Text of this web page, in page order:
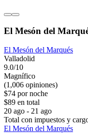
El Mesón del
El Mesón del Marqués
Valladolid
9.0/10
Magnífico
(1,006 opiniones)
$74 por noche
$89 en total
20 ago - 21 ago
Total con impuestos y
El Mesón del Marqués